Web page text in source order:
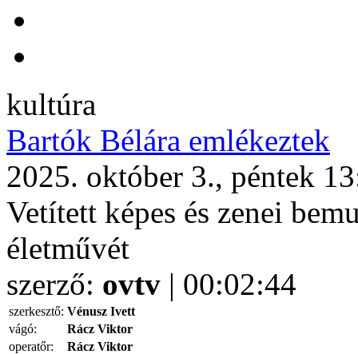
kultúra
Bartók Bélára emlékeztek
2025. október 3., péntek
Vetített képes és zenei
életművét
szerző: ovtv | 00:02:44
szerkesztő: Vénusz Ivett
vágó:
Rácz Viktor
operatőr:
Rácz Viktor